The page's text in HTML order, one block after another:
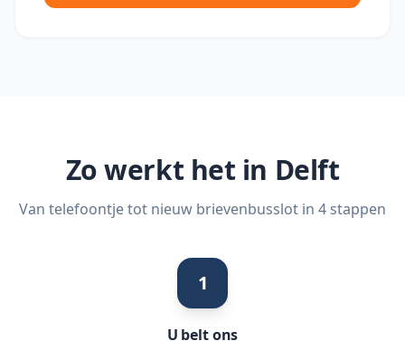
Zo werkt het in Delft
Van telefoontje tot nieuw brievenbusslot in 4 stappen
1
U belt ons